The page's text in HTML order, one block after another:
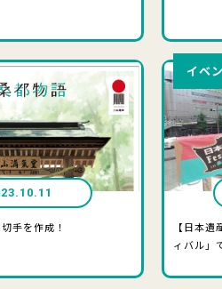
手を作成！
イベ
【日本
ィバル」